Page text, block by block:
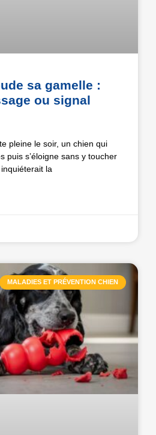
sa gamelle :
ou signal
pleine le soir, un chien qui
puis s’éloigne sans y toucher
la
MALADIES ET PRÉVENTION CHIEN